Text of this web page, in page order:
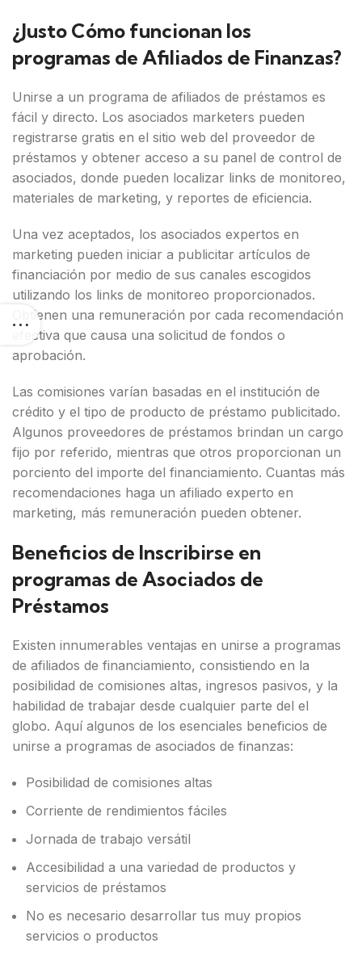
¿Justo Cómo funcionan los
programas de Afiliados de Finanzas?
Unirse a un programa de afiliados de préstamos es
fácil y directo. Los asociados marketers pueden
registrarse gratis en el sitio web del proveedor de
préstamos y obtener acceso a su panel de control de
asociados, donde pueden localizar links de monitoreo,
materiales de marketing, y reportes de eficiencia.
Una vez aceptados, los asociados expertos en
marketing pueden iniciar a publicitar artículos de
financiación por medio de sus canales escogidos
utilizando los links de monitoreo proporcionados.
Obtienen una remuneración por cada recomendación
efectiva que causa una solicitud de fondos o
aprobación.
Las comisiones varían basadas en el institución de
crédito y el tipo de producto de préstamo publicitado.
Algunos proveedores de préstamos brindan un cargo
fijo por referido, mientras que otros proporcionan un
porciento del importe del financiamiento. Cuantas más
recomendaciones haga un afiliado experto en
marketing, más remuneración pueden obtener.
Beneficios de Inscribirse en
programas de Asociados de
Préstamos
Existen innumerables ventajas en unirse a programas
de afiliados de financiamiento, consistiendo en la
posibilidad de comisiones altas, ingresos pasivos, y la
habilidad de trabajar desde cualquier parte del el
globo. Aquí algunos de los esenciales beneficios de
unirse a programas de asociados de finanzas:
Posibilidad de comisiones altas
Corriente de rendimientos fáciles
Jornada de trabajo versátil
Accesibilidad a una variedad de productos y
servicios de préstamos
No es necesario desarrollar tus muy propios
servicios o productos